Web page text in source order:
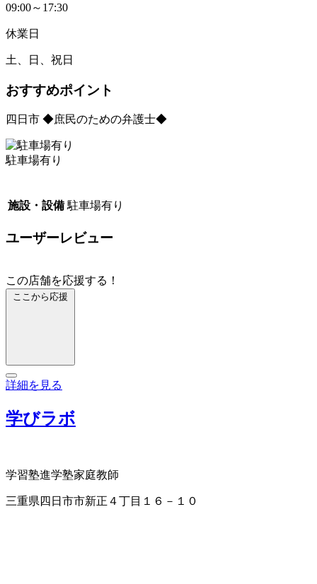
09:00～17:30
休業日
土、日、祝日
おすすめポイント
四日市 ◆庶民のための弁護士◆
駐車場有り
施設・設備 駐車場有り
ユーザーレビュー
この店舗を応援する！
ここから応援
詳細を見る
学びラボ
学習塾進学塾家庭教師
三重県四日市市新正４丁目１６－１０